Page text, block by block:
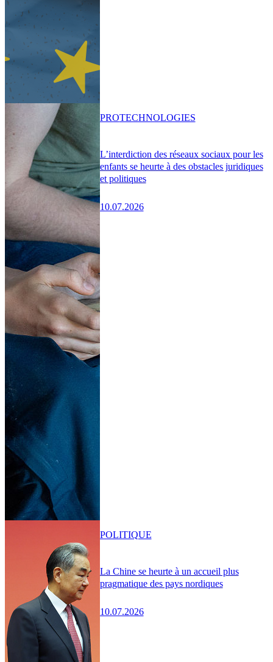
L’interdiction des réseaux sociaux pour les
enfants se heurte à des obstacles juridiques
et politiques
10.07.2026
PROTECHNOLOGIES
La Chine se heurte à un accueil plus
pragmatique des pays nordiques
10.07.2026
POLITIQUE